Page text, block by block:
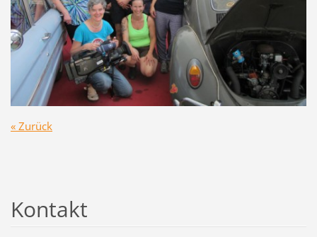
« Zurück
Kontakt